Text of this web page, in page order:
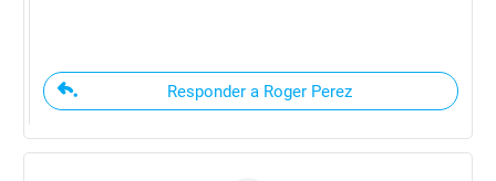
Responder a Roger Perez